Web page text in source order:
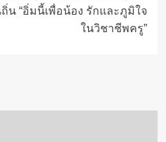
น “อิ่มนี้เพื่อน้อง รักและภูมิใจ
ในวิชาชีพครู”